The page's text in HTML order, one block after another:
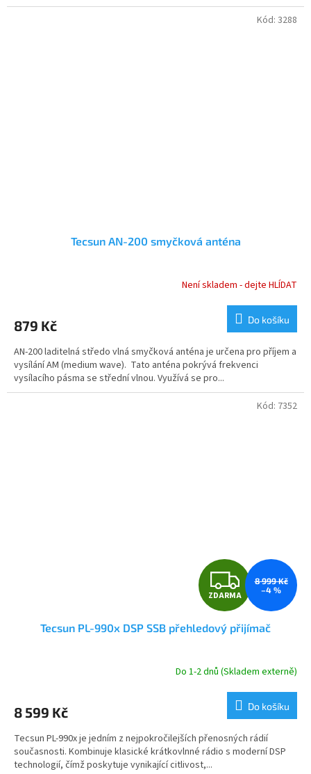
Tecsun AN-200 smyčková anténa
je
z
5
hvězdiček.
Není skladem - dejte HLÍDAT
879 Kč Do košíku
AN-200 laditelná středo vlná smyčková anténa je určena pro příjem a
vysílání AM (medium wave). Tato anténa pokrývá frekvenci
vysílacího pásma se střední vlnou. Využívá se pro...
Kód: 3288
Z
D
A
R
M
A
ZDARMA
8 999 Kč
–4 %
Tecsun PL-990x DSP SSB přehledový přijímač
je
z
5
hvězdiček.
Do 1-2 dnů (Skladem externě)
8 599 Kč Do košíku
Tecsun PL-990x je jedním z nejpokročilejších přenosných rádií
současnosti. Kombinuje klasické krátkovlnné rádio s moderní DSP
technologií, čímž poskytuje vynikající citlivost,...
Kód: 7352